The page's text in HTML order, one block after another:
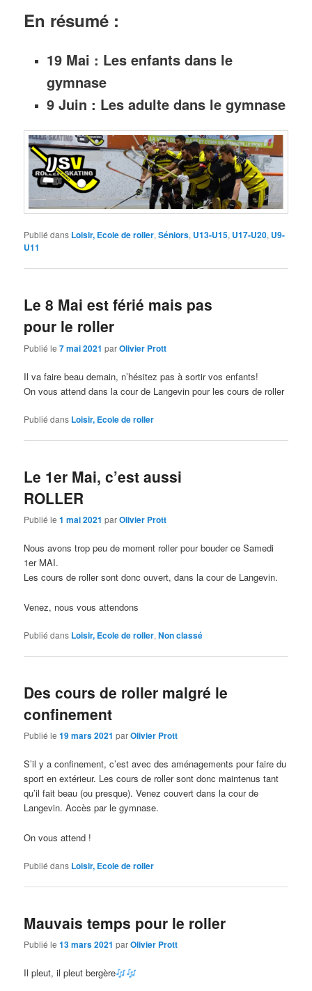
En résumé :
19 Mai : Les enfants dans le
gymnase
9 Juin : Les adulte dans le gymnase
Publié dans Loisir, Ecole de roller,Séniors, U13-U15, U17-U20, U9-
U11
Le 8 Mai est férié mais pas
pour le roller
Publié le7 mai 2021 parOlivier Prott
Il va faire beau demain, n’hésitez pas à sortir vos enfants!
On vous attend dans la cour de Langevin pour les cours de roller
Publié dans Loisir, Ecole de roller
Le 1er Mai, c’est aussi
ROLLER
Publié le1 mai 2021 parOlivier Prott
Nous avons trop peu de moment roller pour bouder ce Samedi
1er MAI.
Les cours de roller sont donc ouvert, dans la cour de Langevin.
Venez, nous vous attendons
Publié dans Loisir, Ecole de roller,Non classé
Des cours de roller malgré le
confinement
Publié le19 mars 2021 parOlivier Prott
S’il y a confinement, c’est avec des aménagements pour faire du
sport en extérieur. Les cours de roller sont donc maintenus tant
qu’il fait beau (ou presque). Venez couvert dans la cour de
Langevin. Accès par le gymnase.
On vous attend !
Publié dans Loisir, Ecole de roller
Mauvais temps pour le roller
Publié le13 mars 2021 parOlivier Prott
Il pleut, il pleut bergère